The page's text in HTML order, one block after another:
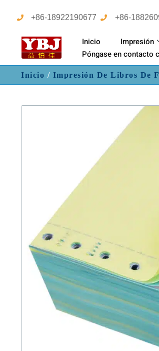
+86-18922190677 +86-
Inicio Impresión
Póngase en contacto
Inicio / Impresión De Libros De